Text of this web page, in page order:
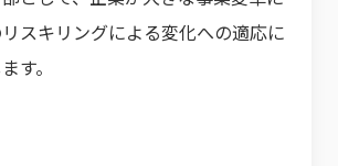
スキリングによる変化への適応に
す。